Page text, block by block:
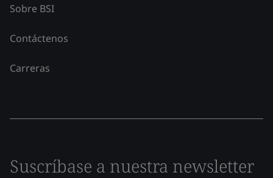
Sobre BSI
Contáctenos
Carreras
Suscríbase a nuestra newsletter